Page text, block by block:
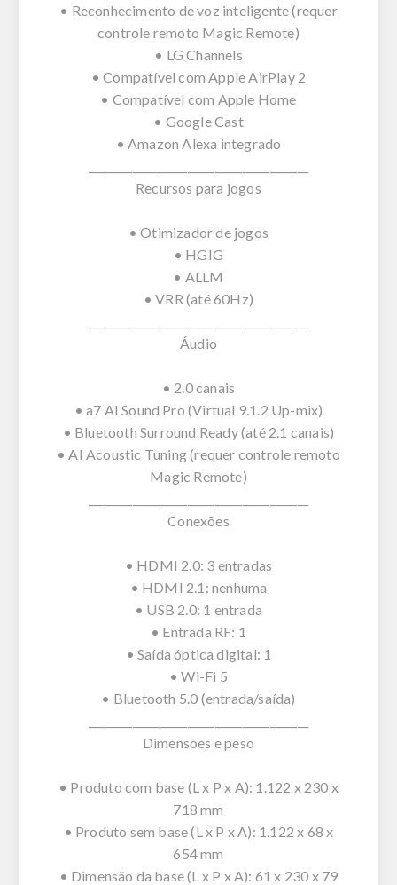
• Reconhecimento de voz inteligente (requer
controle remoto Magic Remote)
• LG Channels
• Compatível com Apple AirPlay 2
• Compatível com Apple Home
• Google Cast
• Amazon Alexa integrado
Recursos para jogos
• Otimizador de jogos
• HGIG
• ALLM
• VRR (até 60Hz)
Áudio
• 2.0 canais
• a7 AI Sound Pro (Virtual 9.1.2 Up-mix)
• Bluetooth Surround Ready (até 2.1 canais)
• AI Acoustic Tuning (requer controle remoto
Magic Remote)
Conexões
• HDMI 2.0: 3 entradas
• HDMI 2.1: nenhuma
• USB 2.0: 1 entrada
• Entrada RF: 1
• Saída óptica digital: 1
• Wi-Fi 5
• Bluetooth 5.0 (entrada/saída)
Dimensões e peso
• Produto com base (L x P x A): 1.122 x 230 x
718 mm
• Produto sem base (L x P x A): 1.122 x 68 x
654 mm
• Dimensão da base (L x P x A): 61 x 230 x 79